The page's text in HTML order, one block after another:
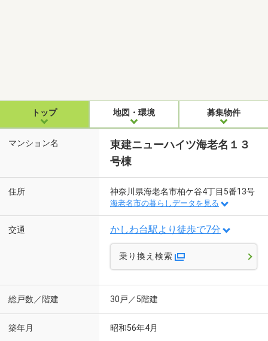
トップ 地図・環境 募集物件
マンション名
東建ニューハイツ海老名１３
号棟
住所 神奈川県海老名市柏ケ谷4丁目5番13号
海老名市の暮らしデータを見る
交通 かしわ台駅より徒歩で7分
乗り換え検索
総戸数／階建 30戸／5階建
築年月 昭和56年4月